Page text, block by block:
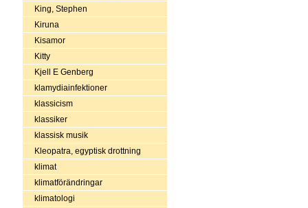
King, Stephen
Kiruna
Kisamor
Kitty
Kjell E Genberg
klamydiainfektioner
klassicism
klassiker
klassisk musik
Kleopatra, egyptisk drottning
klimat
klimatförändringar
klimatologi